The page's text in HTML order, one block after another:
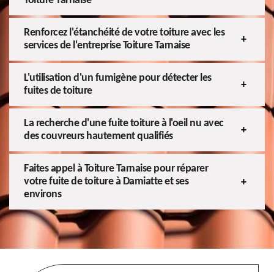
Renforcez l'étanchéité de votre toiture avec les
services de l'entreprise Toiture Tarnaise
L'utilisation d'un fumigène pour détecter les
fuites de toiture
La recherche d'une fuite toiture à l'oeil nu avec
des couvreurs hautement qualifiés
Faites appel à Toiture Tarnaise pour réparer
votre fuite de toiture à Damiatte et ses
environs